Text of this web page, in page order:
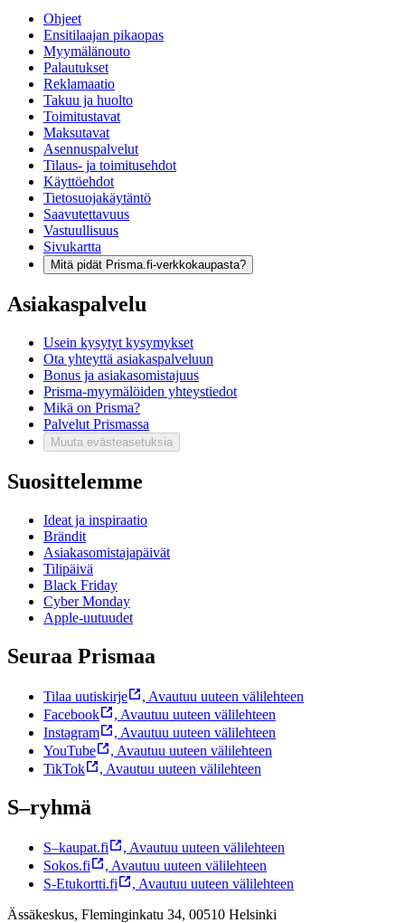
Ohjeet
Ensitilaajan pikaopas
Myymälänouto
Palautukset
Reklamaatio
Takuu ja huolto
Toimitustavat
Maksutavat
Asennuspalvelut
Tilaus- ja toimitusehdot
Käyttöehdot
Tietosuojakäytäntö
Saavutettavuus
Vastuullisuus
Sivukartta
Mitä pidät Prisma.fi-verkkokaupasta?
Asiakaspalvelu
Usein kysytyt kysymykset
Ota yhteyttä asiakaspalveluun
Bonus ja asiakasomistajuus
Prisma-myymälöiden yhteystiedot
Mikä on Prisma?
Palvelut Prismassa
Muuta evästeasetuksia
Suosittelemme
Ideat ja inspiraatio
Brändit
Asiakasomistajapäivät
Tilipäivä
Black Friday
Cyber Monday
Apple-uutuudet
Seuraa Prismaa
Tilaa uutiskirje , Avautuu uuteen välilehteen
Facebook
, Avautuu uuteen välilehteen
Instagram
, Avautuu uuteen välilehteen
YouTube
, Avautuu uuteen välilehteen
TikTok
, Avautuu uuteen välilehteen
S–ryhmä
S–kaupat.fi , Avautuu uuteen välilehteen
Sokos.fi
, Avautuu uuteen välilehteen
S-Etukortti.fi
, Avautuu uuteen välilehteen
Ässäkeskus, Fleminginkatu 34, 00510 Helsinki